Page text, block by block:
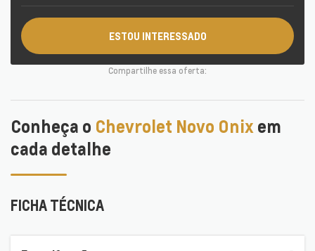
ESTOU INTERESSADO
Compartilhe essa oferta:
Conheça o Chevrolet Novo Onixem
cada detalhe
FICHA TÉCNICA